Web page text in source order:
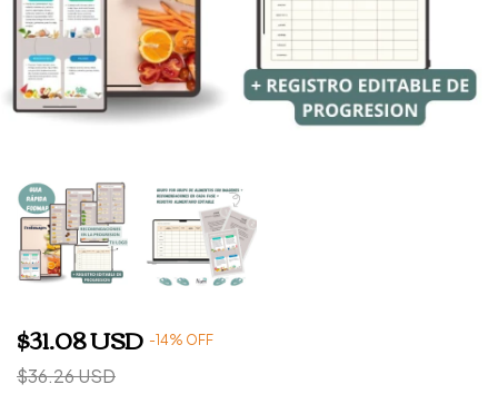
$31.08 USD -14% OFF
$36.26 USD